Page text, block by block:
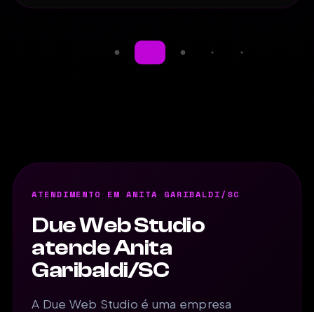
ATENDIMENTO EM ANITA GARIBALDI/SC
Due Web Studio
atende Anita
Garibaldi/SC
A Due Web Studio é uma empresa